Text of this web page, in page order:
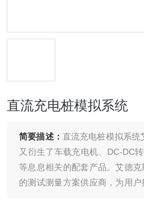
直流充电桩模拟系统
简要描述： 直流充电桩模拟系统
又衍生了车载充电机、DC-DC
等息息相关的配套产品。艾德
的测试测量方案供应商，为用